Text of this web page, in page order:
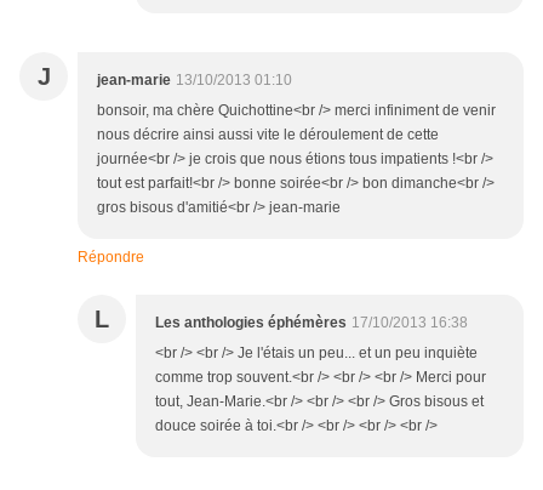
J jean-marie 13/10/2013 01:10
bonsoir, ma chère Quichottine<br /> merci infiniment de venir
nous décrire ainsi aussi vite le déroulement de cette
journée<br /> je crois que nous étions tous impatients !<br />
tout est parfait!<br /> bonne soirée<br /> bon dimanche<br />
gros bisous d'amitié<br /> jean-marie
Répondre
L Les anthologies éphémères 17/10/2013 16:38
<br /> <br /> Je l'étais un peu... et un peu inquiète
comme trop souvent.<br /> <br /> <br /> Merci pour
tout, Jean-Marie.<br /> <br /> <br /> Gros bisous et
douce soirée à toi.<br /> <br /> <br /> <br />